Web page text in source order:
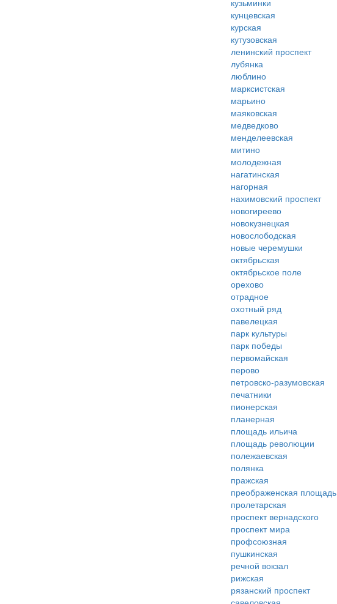
кузьминки
кунцевская
курская
кутузовская
ленинский проспект
лубянка
люблино
марксистская
марьино
маяковская
медведково
менделеевская
митино
молодежная
нагатинская
нагорная
нахимовский проспект
новогиреево
новокузнецкая
новослободская
новые черемушки
октябрьская
октябрьское поле
орехово
отрадное
охотный ряд
павелецкая
парк культуры
парк победы
первомайская
перово
петровско-разумовская
печатники
пионерская
планерная
площадь ильича
площадь революции
полежаевская
полянка
пражская
преображенская площадь
пролетарская
проспект вернадского
проспект мира
профсоюзная
пушкинская
речной вокзал
рижская
рязанский проспект